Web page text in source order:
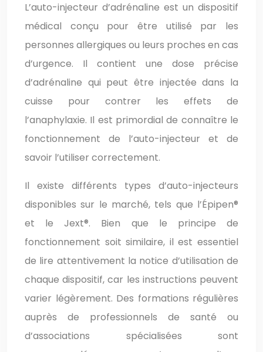
L’auto-injecteur d’adrénaline est un dispositif
médical conçu pour être utilisé par les
personnes allergiques ou leurs proches en cas
d’urgence. Il contient une dose précise
d’adrénaline qui peut être injectée dans la
cuisse pour contrer les effets de
l’anaphylaxie. Il est primordial de connaître le
fonctionnement de l’auto-injecteur et de
savoir l’utiliser correctement.
Il existe différents types d’auto-injecteurs
disponibles sur le marché, tels que l’Épipen®
et le Jext®. Bien que le principe de
fonctionnement soit similaire, il est essentiel
de lire attentivement la notice d’utilisation de
chaque dispositif, car les instructions peuvent
varier légèrement. Des formations régulières
auprès de professionnels de santé ou
d’associations spécialisées sont